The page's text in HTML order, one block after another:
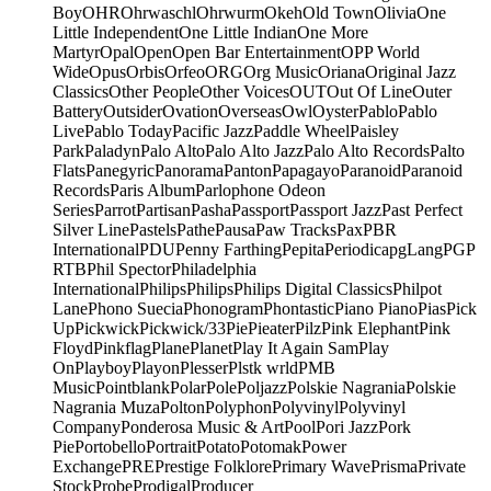
BoyOHROhrwaschlOhrwurmOkehOld TownOliviaOne
Little IndependentOne Little IndianOne More
MartyrOpalOpenOpen Bar EntertainmentOPP World
WideOpusOrbisOrfeoORGOrg MusicOrianaOriginal Jazz
ClassicsOther PeopleOther VoicesOUTOut Of LineOuter
BatteryOutsiderOvationOverseasOwlOysterPabloPablo
LivePablo TodayPacific JazzPaddle WheelPaisley
ParkPaladynPalo AltoPalo Alto JazzPalo Alto RecordsPalto
FlatsPanegyricPanoramaPantonPapagayoParanoidParanoid
RecordsParis AlbumParlophone Odeon
SeriesParrotPartisanPashaPassportPassport JazzPast Perfect
Silver LinePastelsPathePausaPaw TracksPaxPBR
InternationalPDUPenny FarthingPepitaPeriodicapgLangPGP
RTBPhil SpectorPhiladelphia
InternationalPhilipsPhilipsPhilips Digital ClassicsPhilpot
LanePhono SueciaPhonogramPhontasticPiano PianoPiasPick
UpPickwickPickwick/33PiePieaterPilzPink ElephantPink
FloydPinkflagPlanePlanetPlay It Again SamPlay
OnPlayboyPlayonPlesserPlstk wrldPMB
MusicPointblankPolarPolePoljazzPolskie NagraniaPolskie
Nagrania MuzaPoltonPolyphonPolyvinylPolyvinyl
CompanyPonderosa Music & ArtPoolPori JazzPork
PiePortobelloPortraitPotatoPotomakPower
ExchangePREPrestige FolklorePrimary WavePrismaPrivate
StockProbeProdigalProducer